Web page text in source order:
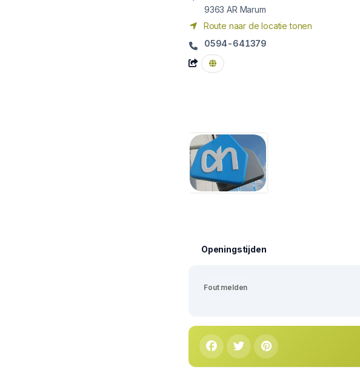
9363 AR Marum
Route naar de locatie tonen
0594-641379
Openingstijden
Fout melden